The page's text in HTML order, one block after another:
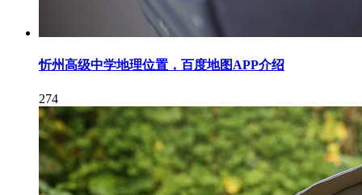
忻州高级中学地理位置，百度地图APP介绍
274